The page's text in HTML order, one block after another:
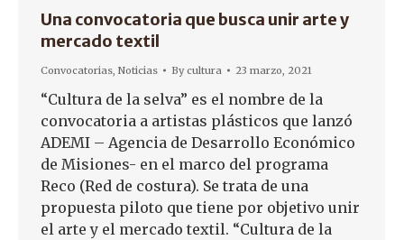
Una convocatoria que busca unir arte y
mercado textil
Convocatorias Noticias Bycultura 23 marzo, 2021
“Cultura de la selva” es el nombre de la
convocatoria a artistas plásticos que lanzó
ADEMI – Agencia de Desarrollo Económico
de Misiones- en el marco del programa
Reco (Red de costura). Se trata de una
propuesta piloto que tiene por objetivo unir
el arte y el mercado textil. “Cultura de la